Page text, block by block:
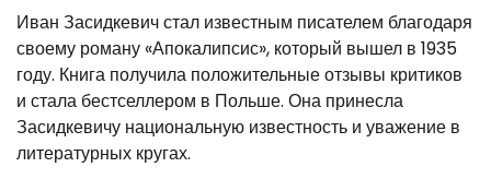
Иван Засидкевич стал известным писателем благодаря
своему роману «Апокалипсис», который вышел в 1935
году. Книга получила положительные отзывы критиков
и стала бестселлером в Польше. Она принесла
Засидкевичу национальную известность и уважение в
литературных кругах.